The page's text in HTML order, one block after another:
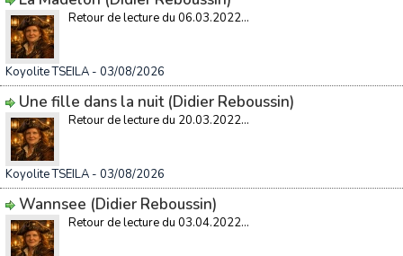
Retour de lecture du 06.03.2022...
Koyolite TSEILA - 03/08/2026
Une fille dans la nuit (Didier Reboussin)
Retour de lecture du 20.03.2022...
Koyolite TSEILA - 03/08/2026
Wannsee (Didier Reboussin)
Retour de lecture du 03.04.2022...